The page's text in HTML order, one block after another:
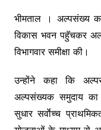
o
k
भीमताल । अल्पसंख्य
विकास भवन पहुॅचकर
विभागवार समीक्षा की।
उन्होंने कहा कि
अल्पसंख्यक समुदाय
सुधार सर्वाेच्च